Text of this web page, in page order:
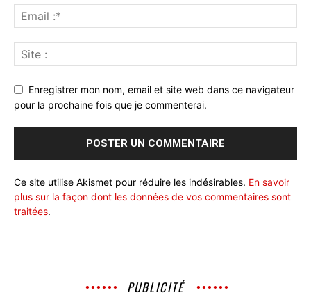
Enregistrer mon nom, email et site web dans ce navigateur
pour la prochaine fois que je commenterai.
Ce site utilise Akismet pour réduire les indésirables. En savoir
plus sur la façon dont les données de vos commentaires sont
traitées.
PUBLICITÉ